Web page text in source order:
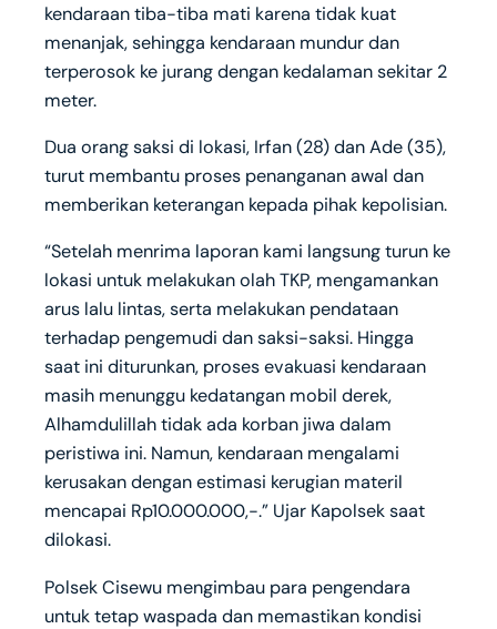
kendaraan tiba-tiba mati karena tidak kuat
menanjak, sehingga kendaraan mundur dan
terperosok ke jurang dengan kedalaman sekitar 2
meter.
Dua orang saksi di lokasi, Irfan (28) dan Ade (35),
turut membantu proses penanganan awal dan
memberikan keterangan kepada pihak kepolisian.
“Setelah menrima laporan kami langsung turun ke
lokasi untuk melakukan olah TKP, mengamankan
arus lalu lintas, serta melakukan pendataan
terhadap pengemudi dan saksi-saksi. Hingga
saat ini diturunkan, proses evakuasi kendaraan
masih menunggu kedatangan mobil derek,
Alhamdulillah tidak ada korban jiwa dalam
peristiwa ini. Namun, kendaraan mengalami
kerusakan dengan estimasi kerugian materil
mencapai Rp10.000.000,-.” Ujar Kapolsek saat
dilokasi.
Polsek Cisewu mengimbau para pengendara
untuk tetap waspada dan memastikan kondisi